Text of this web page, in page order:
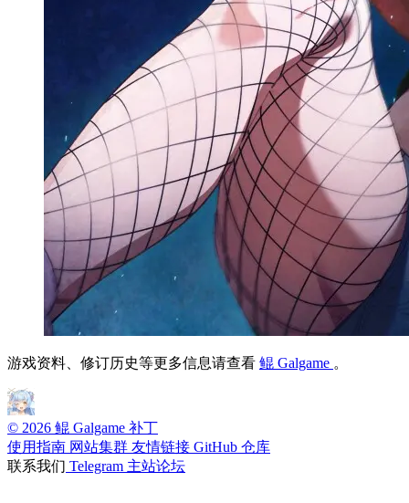
游戏资料、修订历史等更多信息请查看 鲲 Galgame 。
© 2026 鲲 Galgame 补丁
使用指南 网站集群 友情链接 GitHub 仓库
联系我们 Telegram 主站论坛